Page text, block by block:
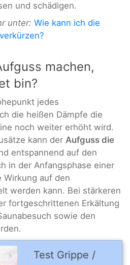
und schädigen.
unter: Wie kann ich die
machen,
bin?
jedes
die heißen Dämpfe die
noch weiter erhöht wird.
kann der Aufguss die
entspannend auf den
in der Anfangsphase einer
Wirkung auf den
werden kann. Bei stärkeren
fortgeschrittenen Erkältung
sowie den
Test Grippe /